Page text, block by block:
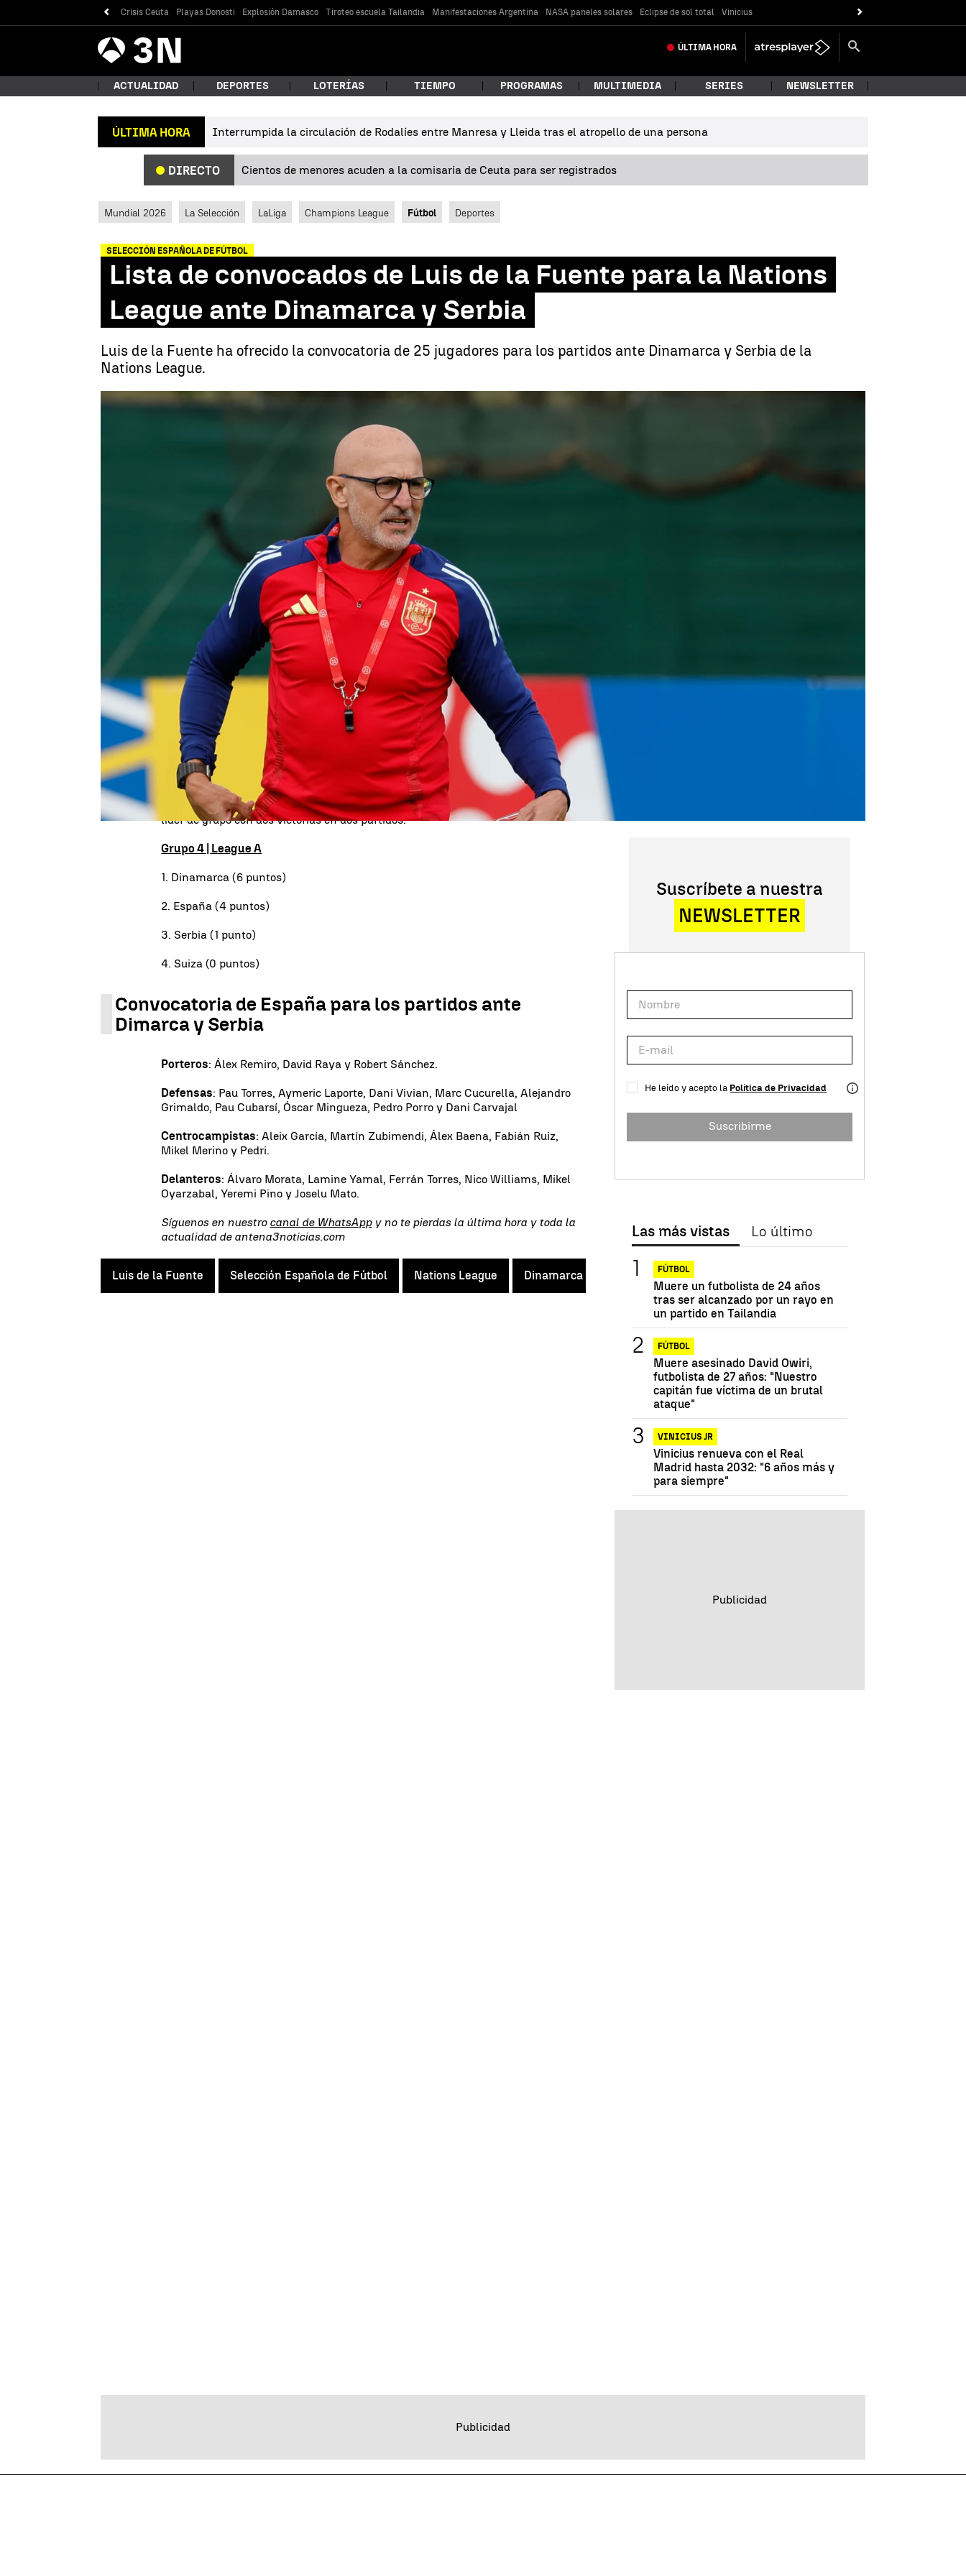
Crisis Ceuta Playas Donosti Explosión Damasco Tiroteo escuela Tailandia Manifestaciones Argentina NASA paneles solares Eclipse de sol total Vinicius
Antena
3 Noticias ÚLTIMA HORA
¿Qué estás buscando?
Buscar
ACTUALIDAD DEPORTES LOTERÍAS TIEMPO PROGRAMAS MULTIMEDIA SERIES NEWSLETTER
ÚLTIMA HORA Interrumpida la circulación de Rodalíes entre Manresa y Lleida tras el atropello de una persona
DIRECTO Cientos de menores acuden a la comisaría de Ceuta para ser registrados
Mundial 2026 La Selección LaLiga Champions League Fútbol Deportes
SELECCIÓN ESPAÑOLA DE FÚTBOL
Lista de convocados de Luis de la Fuente para la Nations
League ante Dinamarca y Serbia
Luis de la Fuente ha ofrecido la convocatoria de 25 jugadores para los partidos ante Dinamarca y Serbia de la
Nations League.
Lista de 25 convocados de Luis de la Fuente para los partidos ante Dinamarca y Serbia |
Guillermo F. Lascoiti
04 de octubre de 2024, 11:53 Whatsapp
Ya hay convocatoria oficial de laselección española de fútbol
para los dos
partidos de la Nations League anteDinamarcaen Murcia (sábado 12 de octubre)
Serbia
en Córdoba (martes 15 de octubre). Luis de la Fuente ha ofrecido la lista
de 25 jugadores para los dos próximos compromisos del combinado español.
La selección española, actual campeona de Europay de la Nations League, es
segunda del Grupo 4 de la League A con 4 puntos, dos menos que Dinamarca,
líder de grupo con dos victorias en dos partidos.
Grupo 4 | League A
1. Dinamarca (6 puntos)
2. España (4 puntos)
3. Serbia (1 punto)
4. Suiza (0 puntos)
Convocatoria de España para los partidos ante
Dimarca y Serbia
Porteros: Álex Remiro, David Raya y Robert Sánchez.
Defensas: Pau Torres, Aymeric Laporte, Dani Vivian, Marc Cucurella, Alejandro
Grimaldo, Pau Cubarsí, Óscar Mingueza, Pedro Porro y Dani Carvajal
Centrocampistas: Aleix García, Martín Zubimendi, Álex Baena, Fabián Ruiz,
Mikel Merino y Pedri.
Delanteros: Álvaro Morata, Lamine Yamal, Ferrán Torres, Nico Williams, Mikel
Oyarzabal, Yeremi Pino y Joselu Mato.
Síguenos en nuestro canal de WhatsAppy no te pierdas la última hora y toda la
actualidad de antena3noticias.com
Luis de la Fuente Selección Española de Fútbol Nations League Dinamarca Serbia
Suscríbete a nuestra
NEWSLETTER
He leído y acepto la Política de Privacidad
Suscribirme
Las más vistas Lo último
FÚTBOL
Muere un futbolista de 24 años
tras ser alcanzado por un rayo en
un partido en Tailandia
FÚTBOL
Muere asesinado David Owiri,
futbolista de 27 años: "Nuestro
capitán fue víctima de un brutal
ataque"
VINICIUS JR
Vinicius renueva con el Real
Madrid hasta 2032: "6 años más y
para siempre"